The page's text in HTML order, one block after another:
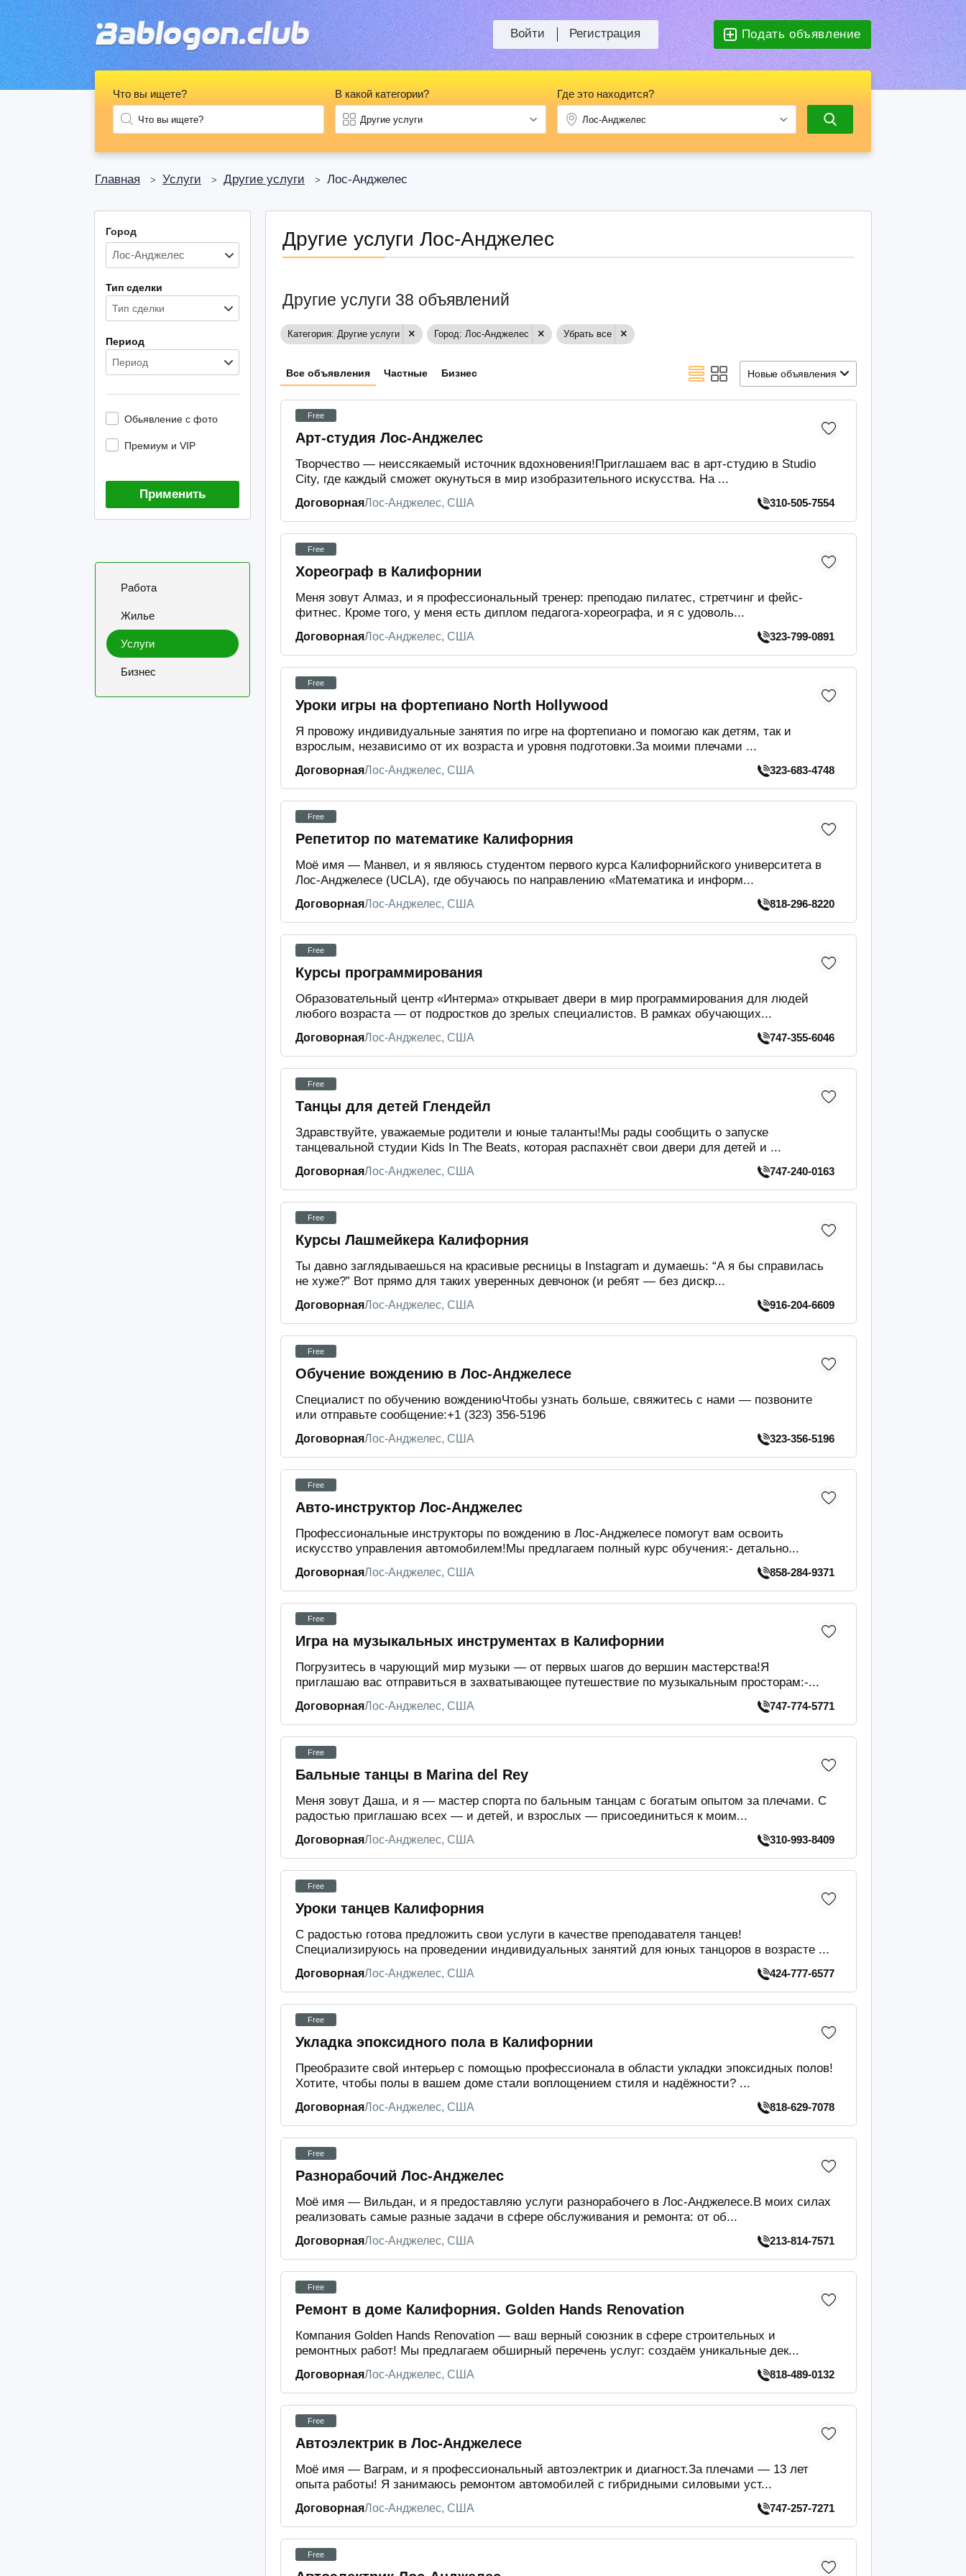
Подать объявление
Регистрация
Войти
Главная > Услуги > Другие услуги > Лос-Анджелес
Что вы ищете? В какой категории? Где это находится?
Город
Тип сделки
Тип сделки
Период
Период
Обьявление с фото
Премиум и VIP
Применить
Работа
Жилье
Услуги
Бизнес
Другие услуги Лос-Анджелес
Другие услуги 38 объявлений
Категория: Другие услуги Город: Лос-Анджелес Убрать все
Все объявления Частные Бизнес Новые объявления
Free
Арт-студия Лос-Анджелес
Творчество — неиссякаемый источник вдохновения!Приглашаем вас в арт-студию в Studio
City, где каждый сможет окунуться в мир изобразительного искусства. На ...
ДоговорнаяЛос-Анджелес, США 310-505-7554
Free
Хореограф в Калифорнии
Меня зовут Алмаз, и я профессиональный тренер: преподаю пилатес, стретчинг и фейс-
фитнес. Кроме того, у меня есть диплом педагога-хореографа, и я с удоволь...
ДоговорнаяЛос-Анджелес, США 323-799-0891
Free
Уроки игры на фортепиано North Hollywood
Я провожу индивидуальные занятия по игре на фортепиано и помогаю как детям, так и
взрослым, независимо от их возраста и уровня подготовки.За моими плечами ...
ДоговорнаяЛос-Анджелес, США 323-683-4748
Free
Репетитор по математике Калифорния
Моё имя — Манвел, и я являюсь студентом первого курса Калифорнийского университета в
Лос-Анджелесе (UCLA), где обучаюсь по направлению «Математика и информ...
ДоговорнаяЛос-Анджелес, США 818-296-8220
Free
Курсы программирования
Образовательный центр «Интерма» открывает двери в мир программирования для людей
любого возраста — от подростков до зрелых специалистов. В рамках обучающих...
ДоговорнаяЛос-Анджелес, США 747-355-6046
Free
Танцы для детей Глендейл
Здравствуйте, уважаемые родители и юные таланты!Мы рады сообщить о запуске
танцевальной студии Kids In The Beats, которая распахнёт свои двери для детей и ...
ДоговорнаяЛос-Анджелес, США 747-240-0163
Free
Курсы Лашмейкера Калифорния
Ты давно заглядываешься на красивые ресницы в Instagram и думаешь: “А я бы справилась
не хуже?” Вот прямо для таких уверенных девчонок (и ребят — без дискр...
ДоговорнаяЛос-Анджелес, США 916-204-6609
Free
Обучение вождению в Лос-Анджелесе
Специалист по обучению вождениюЧтобы узнать больше, свяжитесь с нами — позвоните
или отправьте сообщение:+1 (323) 356-5196
ДоговорнаяЛос-Анджелес, США 323-356-5196
Free
Авто-инструктор Лос-Анджелес
Профессиональные инструкторы по вождению в Лос-Анджелесе помогут вам освоить
искусство управления автомобилем!Мы предлагаем полный курс обучения:- детально...
ДоговорнаяЛос-Анджелес, США 858-284-9371
Free
Игра на музыкальных инструментах в Калифорнии
Погрузитесь в чарующий мир музыки — от первых шагов до вершин мастерства!Я
приглашаю вас отправиться в захватывающее путешествие по музыкальным просторам:-...
ДоговорнаяЛос-Анджелес, США 747-774-5771
Free
Бальные танцы в Marina del Rey
Меня зовут Даша, и я — мастер спорта по бальным танцам с богатым опытом за плечами. С
радостью приглашаю всех — и детей, и взрослых — присоединиться к моим...
ДоговорнаяЛос-Анджелес, США 310-993-8409
Free
Уроки танцев Калифорния
С радостью готова предложить свои услуги в качестве преподавателя танцев!
Специализируюсь на проведении индивидуальных занятий для юных танцоров в возрасте ...
ДоговорнаяЛос-Анджелес, США 424-777-6577
Free
Укладка эпоксидного пола в Калифорнии
Преобразите свой интерьер с помощью профессионала в области укладки эпоксидных полов!
Хотите, чтобы полы в вашем доме стали воплощением стиля и надёжности? ...
ДоговорнаяЛос-Анджелес, США 818-629-7078
Free
Разнорабочий Лос-Анджелес
Моё имя — Вильдан, и я предоставляю услуги разнорабочего в Лос-Анджелесе.В моих силах
реализовать самые разные задачи в сфере обслуживания и ремонта: от об...
ДоговорнаяЛос-Анджелес, США 213-814-7571
Free
Ремонт в доме Калифорния. Golden Hands Renovation
Компания Golden Hands Renovation — ваш верный союзник в сфере строительных и
ремонтных работ! Мы предлагаем обширный перечень услуг: создаём уникальные дек...
ДоговорнаяЛос-Анджелес, США 818-489-0132
Free
Автоэлектрик в Лос-Анджелесе
Моё имя — Ваграм, и я профессиональный автоэлектрик и диагност.За плечами — 13 лет
опыта работы! Я занимаюсь ремонтом автомобилей с гибридными силовыми уст...
ДоговорнаяЛос-Анджелес, США 747-257-7271
Free